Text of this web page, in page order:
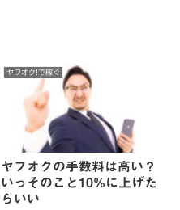
ヤフオク!で稼ぐ
ヤフオクの手数料は高い？
いっそのこと10%に上げた
らいい